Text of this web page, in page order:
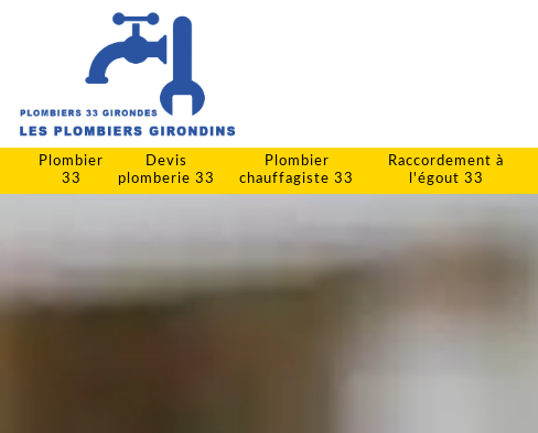
Plombier
33
Devis
plomberie 33
Plombier
chauffagiste 33
Raccordement à
l'égout 33